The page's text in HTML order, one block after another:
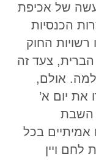
של אכיפת
הכנסיות
החוק
צעד זה
אולם,
את יום א’
השבת
אמיתיים בכל
לחם ויין